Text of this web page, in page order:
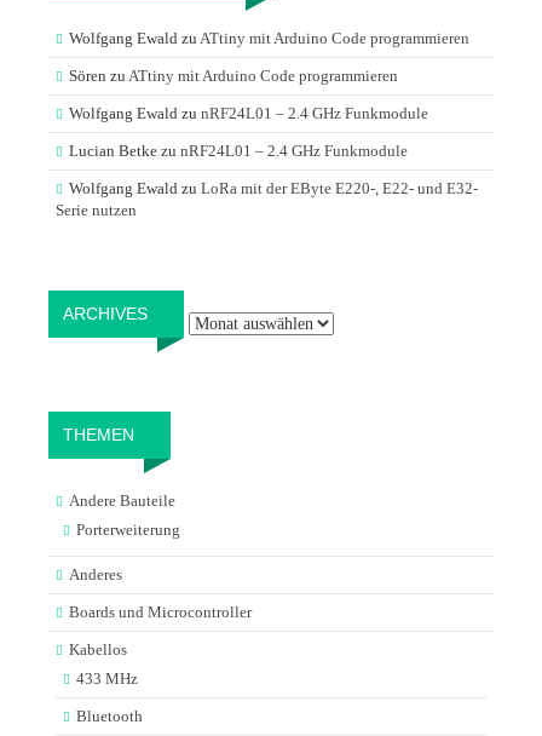
Wolfgang Ewald zu ATtiny mit Arduino Code programmieren
Sören zu ATtiny mit Arduino Code programmieren
Wolfgang Ewald zu nRF24L01 – 2.4 GHz Funkmodule
Lucian Betke zu nRF24L01 – 2.4 GHz Funkmodule
Wolfgang Ewald zu LoRa mit der EByte E220-, E22- und E32-
Serie nutzen
ARCHIVES
THEMEN
Andere Bauteile
Porterweiterung
Anderes
Boards und Microcontroller
Kabellos
433 MHz
Bluetooth